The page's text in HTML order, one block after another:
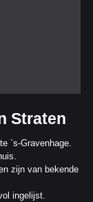
Straten
`s-Gravenhage.
zijn van bekende
ingelijst.